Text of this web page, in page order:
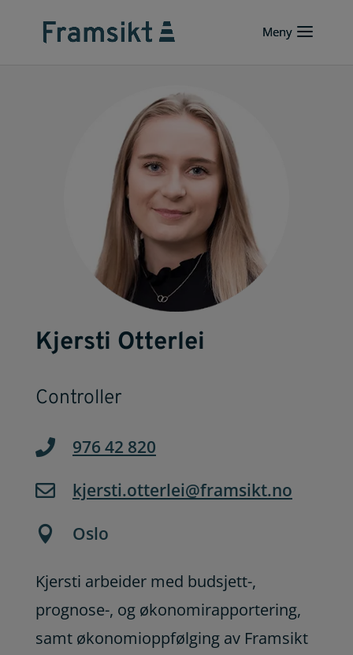
Kjersti Otterlei
Controller
 976 42 820
 kjersti.otterlei@framsikt.no
 Oslo
Kjersti arbeidermed budsjett-,
prognose-, og økonomirapportering,
samt økonomioppfølging av Framsikt